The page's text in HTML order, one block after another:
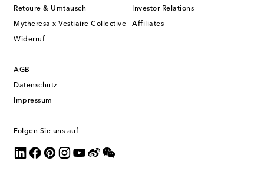
Retoure & Umtausch
Mytheresa x Vestiaire Collective
Widerruf
Investor Relations
Affiliates
AGB
Datenschutz
Impressum
Folgen Sie uns auf